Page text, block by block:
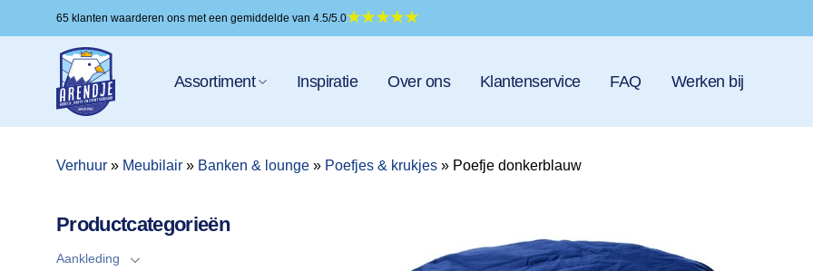
naar
65 klanten waarderen ons met een gemiddelde van 4.5/5.0
Assortiment Inspiratie Over ons Klantenservice FAQ Werken bij
Verhuur » Meubilair » Banken & lounge » Poefjes & krukjes » Poefje donkerblauw
Productcategorieën
Aankleding